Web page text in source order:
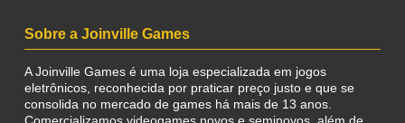
Sobre a Joinville Games
A Joinville Games é uma loja especializada em jogos
eletrônicos, reconhecida por praticar preço justo e que se
consolida no mercado de games há mais de 13 anos.
Comercializamos videogames novos e seminovos, além de